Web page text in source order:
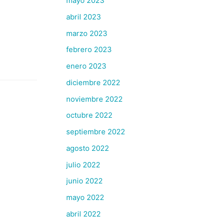
abril 2023
marzo 2023
febrero 2023
enero 2023
diciembre 2022
noviembre 2022
octubre 2022
septiembre 2022
agosto 2022
julio 2022
junio 2022
mayo 2022
abril 2022